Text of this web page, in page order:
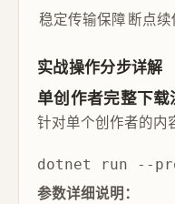
稳定传输保障断点
实战操作分步详解
单创作者完整下载
针对单个创作者的内
dotnet run --
参数详细说明：